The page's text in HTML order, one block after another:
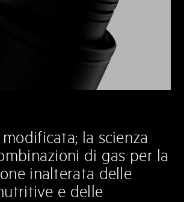
la scienza
di gas per la
inalterata delle
e delle